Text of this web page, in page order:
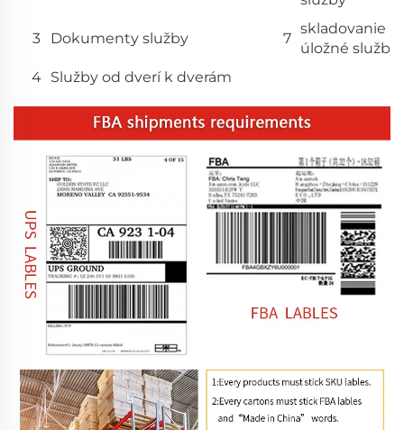
3 Dokumenty služby 7
skladovanie a
úložné služby
4 Služby od dverí k dverám